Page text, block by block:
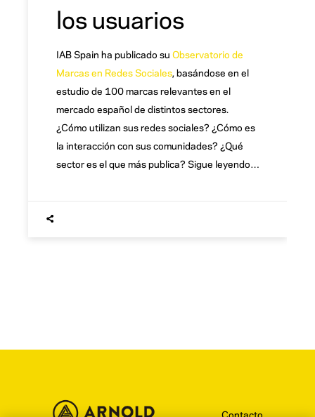
los usuarios
IAB Spain ha publicado su Observatorio de
Marcas en Redes Sociales, basándose en el
estudio de 100 marcas relevantes en el
mercado español de distintos sectores.
¿Cómo utilizan sus redes sociales? ¿Cómo es
la interacción con sus comunidades? ¿Qué
sector es el que más publica? Sigue leyendo…
Contacto